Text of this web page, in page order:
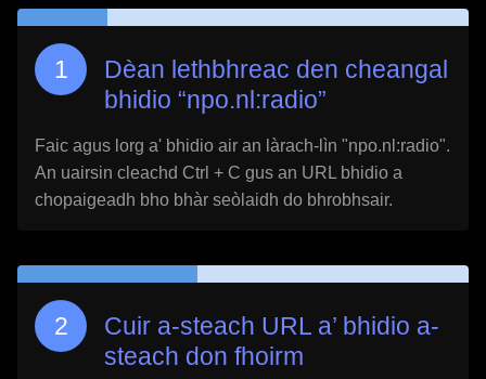
Dèan lethbhreac den cheangal
bhidio “npo.nl:radio”
Faic agus lorg a' bhidio air an làrach-lìn "npo.nl:radio".
An uairsin cleachd Ctrl + C gus an URL bhidio a
chopaigeadh bho bhàr seòlaidh do bhrobhsair.
Cuir a-steach URL a’ bhidio a-
steach don fhoirm